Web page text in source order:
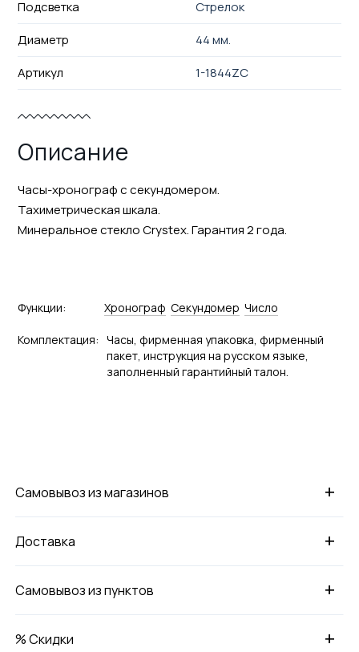
Подсветка
Стрелок
Диаметр
44 мм.
Артикул
1-1844ZC
Описание
Часы-хронограф с секундомером.
Тахиметрическая шкала.
Минеральное стекло Crystex. Гарантия 2 года.
Функции: Хронограф Секундомер Число
Комплектация: Часы, фирменная упаковка, фирменный
пакет, инструкция на русском языке,
заполненный гарантийный талон.
+
Самовывоз из магазинов
+
Доставка
+
Самовывоз из пунктов
+
% Скидки